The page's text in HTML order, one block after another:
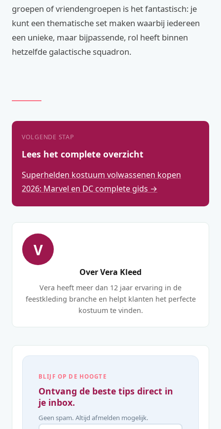
groepen of vriendengroepen is het fantastisch: je
kunt een thematische set maken waarbij iedereen
een unieke, maar bijpassende, rol heeft binnen
hetzelfde galactische squadron.
VOLGENDE STAP
Lees het complete overzicht
Superhelden kostuum volwassenen kopen
2026: Marvel en DC complete gids →
V
Over Vera Kleed
Vera heeft meer dan 12 jaar ervaring in de
feestkleding branche en helpt klanten het perfecte
kostuum te vinden.
BLIJF OP DE HOOGTE
Ontvang de beste tips direct in
je inbox.
Geen spam. Altijd afmelden mogelijk.